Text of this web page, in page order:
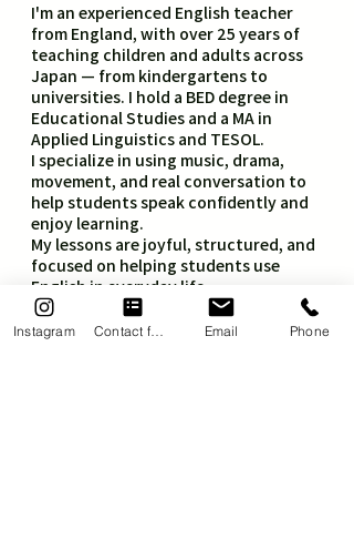
I'm an experienced English teacher
from England, with over 25 years of
teaching children and adults across
Japan — from kindergartens to
universities. I hold a BED degree in
Educational Studies and a MA in
Applied Linguistics and TESOL.
I specialize in using music, drama,
movement, and real conversation to
help students speak confidently and
enjoy learning.
My lessons are joyful, structured, and
focused on helping students use
English in everyday life.
At Eikaiwa Stage, we believe English
should feel like play — and lead to real
Instagram Contact form Email Phone